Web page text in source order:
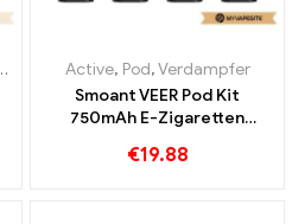
VerdampferActive, Pod,Verdampfer
Smoant VEER Pod Kit
750mAh E-Zigaretten
€19.88